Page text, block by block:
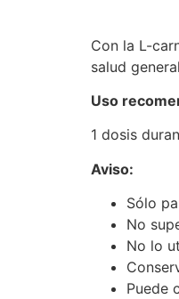
Con la L-
salud
Uso
1 dosis
Aviso:
Sólo
No
No lo
Puede